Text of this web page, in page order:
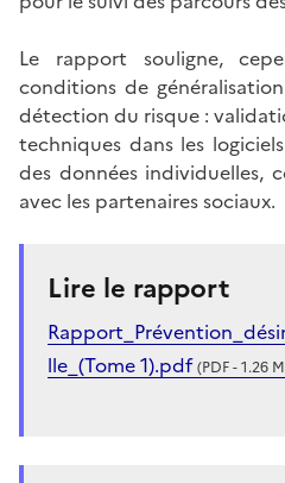
Le rapport souligne,
conditions de
détection du risque :
techniques dans les
des données individuelles,
avec les partenaires sociaux.
Lire le rapport
lle_(Tome 1).pdf(PDF - 1.26